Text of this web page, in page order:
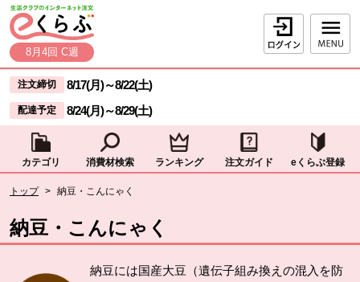
ページの先頭です。
本文へジャンプする。
8月4回 C週
ログイン
ここからサイト内共通メニューです。
サイト内共通メニューをスキップする
注文締切 8/17(月)～8/22(土)
配達予定 8/24(月)～8/29(土)
カテゴリ 消費材検索 ランキング 注文ガイド eくらぶ登録
トップ > 納豆・こんにゃく
納豆・こんにゃく
納豆には国産大豆（遺伝子組み換えの混入を防